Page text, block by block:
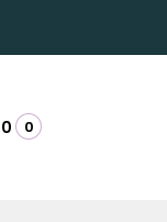
0